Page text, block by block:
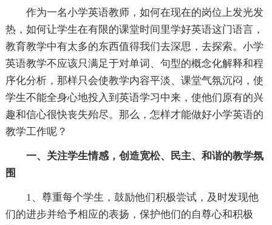
作为一名小学英语教师，如何在现在的岗位上发光发
热，如何让学生在有限的课堂时间里学好英语这门语言，
教育教学中有太多的东西值得我们去深思，去探索。小学
英语教学不应该只满足于对单词、句型的概念化解释和程
序化分析，那样只会使教学内容平淡、课堂气氛沉闷，使
学生不能全身心地投入到英语学习中来，使他们原有的兴
趣和信心很快丧失殆尽。那么，怎样才能做好小学英语的
教学工作呢？
一、关注学生情感，创造宽松、民主、和谐的教学氛
围
1、尊重每个学生，鼓励他们积极尝试，及时发现他
们的进步并给予相应的表扬，保护他们的自尊心和积极